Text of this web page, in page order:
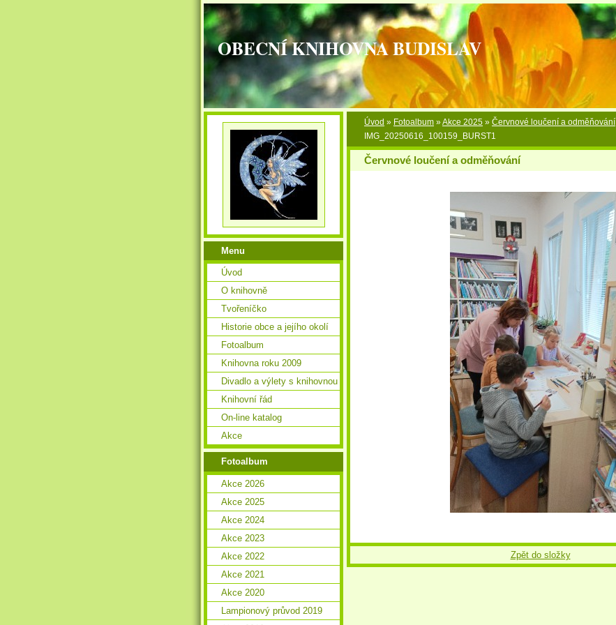
OBECNÍ KNIHOVNA BUDISLAV
Úvod » Fotoalbum »Akce 2025 » Červnové loučení a odměňování
IMG_20250616_100159_BURST1
Červnové loučení a odměňování
Zpět do složky
Menu
Úvod
O knihovně
Tvořeníčko
Historie obce a jejího okolí
Fotoalbum
Knihovna roku 2009
Divadlo a výlety s knihovnou
Knihovní řád
On-line katalog
Akce
Fotoalbum
Akce 2026
Akce 2025
Akce 2024
Akce 2023
Akce 2022
Akce 2021
Akce 2020
Lampionový průvod 2019